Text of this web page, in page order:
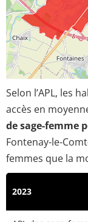
Selon l’APL, les
accès en
de sage-femme
Fontenay-le-
femmes que la
2023